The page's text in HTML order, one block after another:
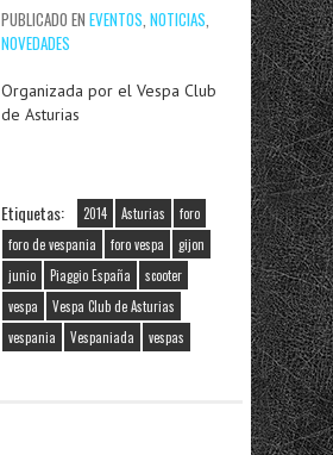
PUBLICADO EN EVENTOS, NOTICIAS,
NOVEDADES
Organizada por el Vespa Club
de Asturias
Etiquetas: 2014 Asturias
foro
foro de vespania
foro vespa
gijon
junio
Piaggio España
scooter
vespa
Vespa Club de Asturias
vespania
Vespaniada vespas